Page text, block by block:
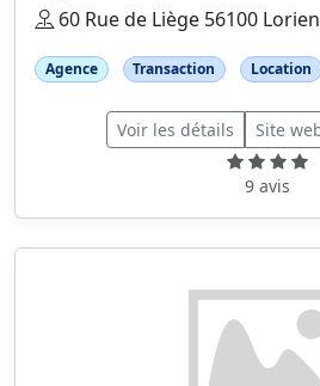
60 Rue de Liège 56100
Agence Transaction Location
Voir les détails Site
9 avis